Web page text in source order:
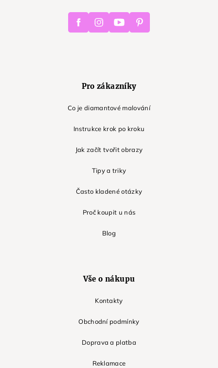
FacebookInstagramYoutube Pinterest
Pro zákazníky
Co je diamantové malování
Instrukce krok po kroku
Jak začít tvořit obrazy
Tipy a triky
Často kladené otázky
Proč koupit u nás
Blog
Vše o nákupu
Kontakty
Obchodní podmínky
Doprava a platba
Reklamace